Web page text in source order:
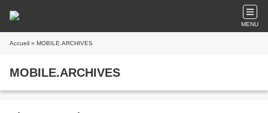
MENU
Accueil » MOBILE.ARCHIVES
MOBILE.ARCHIVES